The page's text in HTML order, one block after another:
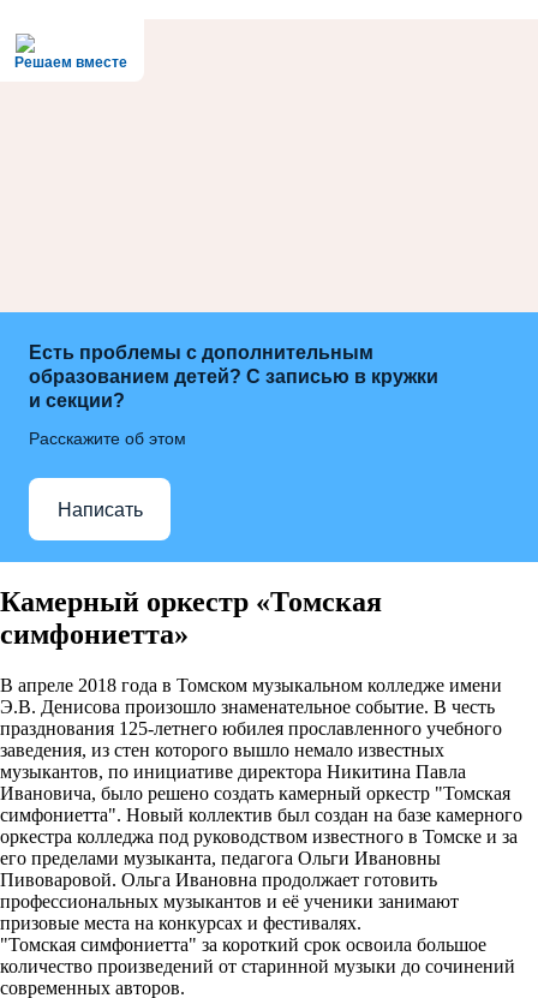
Решаем вместе
Есть проблемы с дополнительным
образованием детей? С записью в кружки
и секции?
Расскажите об этом
Написать
Камерный оркестр «Томская
симфониетта»
В апреле 2018 года в Томском музыкальном колледже имени
Э.В. Денисова произошло знаменательное событие. В честь
празднования 125-летнего юбилея прославленного учебного
заведения, из стен которого вышло немало известных
музыкантов, по инициативе директора Никитина Павла
Ивановича, было решено создать камерный оркестр "Томская
симфониетта". Новый коллектив был создан на базе камерного
оркестра колледжа под руководством известного в Томске и за
его пределами музыканта, педагога Ольги Ивановны
Пивоваровой. Ольга Ивановна продолжает готовить
профессиональных музыкантов и её ученики занимают
призовые места на конкурсах и фестивалях.
"Томская симфониетта" за короткий срок освоила большое
количество произведений от старинной музыки до сочинений
современных авторов.